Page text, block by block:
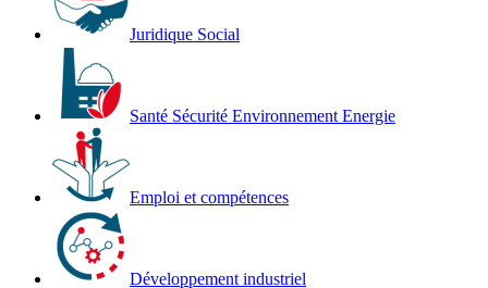
Juridique Social
Santé Sécurité Environnement Energie
Emploi et compétences
Développement industriel